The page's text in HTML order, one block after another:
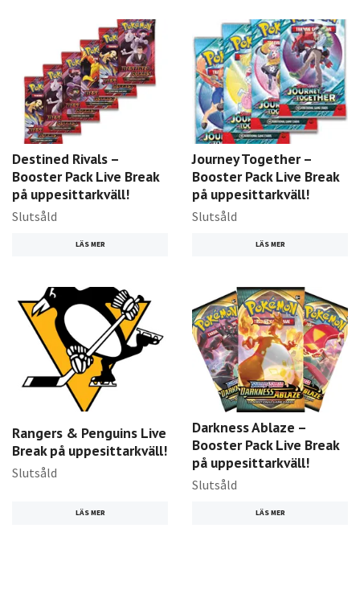
Destined Rivals –
Booster Pack Live Break
på uppesittarkväll!
Slutsåld
LÄS MER
Journey Together –
Booster Pack Live Break
på uppesittarkväll!
Slutsåld
LÄS MER
Rangers & Penguins Live
Break på uppesittarkväll!
Slutsåld
LÄS MER
Darkness Ablaze –
Booster Pack Live Break
på uppesittarkväll!
Slutsåld
LÄS MER